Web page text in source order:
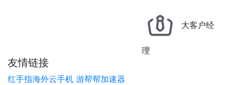
友情链接
红手指海外云手机 游帮帮加速器
大客户经
理